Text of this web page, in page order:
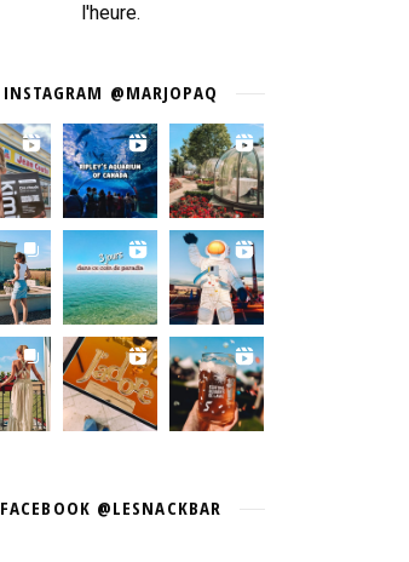
l'heure.
INSTAGRAM @MARJOPAQ
FACEBOOK @LESNACKBAR